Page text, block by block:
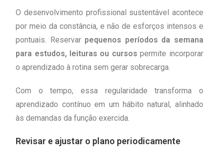
O desenvolvimento profissional sustentável acontece
por meio da constância, e não de esforços intensos e
pontuais. Reservar pequenos períodos da semana
para estudos, leituras ou cursospermite incorporar
o aprendizado à rotina sem gerar sobrecarga.
Com o tempo, essa regularidade transforma o
aprendizado contínuo em um hábito natural, alinhado
às demandas da função exercida.
Revisar e ajustar o plano periodicamente